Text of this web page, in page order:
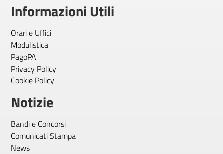
Informazioni Utili
Orari e Uffici
Modulistica
PagoPA
Privacy Policy
Cookie Policy
Notizie
Bandi e Concorsi
Comunicati Stampa
News